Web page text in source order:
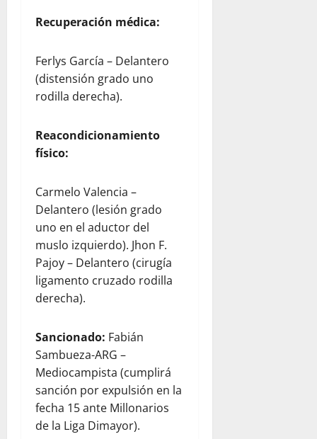
Recuperación médica:
Ferlys García – Delantero
(distensión grado uno
rodilla derecha).
Reacondicionamiento
físico:
Carmelo Valencia –
Delantero (lesión grado
uno en el aductor del
muslo izquierdo). Jhon F.
Pajoy – Delantero (cirugía
ligamento cruzado rodilla
derecha).
Sancionado: Fabián
Sambueza-ARG –
Mediocampista (cumplirá
sanción por expulsión en la
fecha 15 ante Millonarios
de la Liga Dimayor).